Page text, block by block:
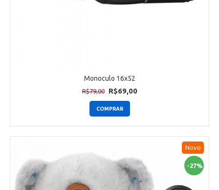
Monoculo 16x52
R$79,00 R$69,00
COMPRAR
Novo
-27%